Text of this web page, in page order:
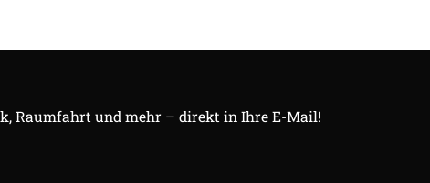
Raumfahrt und mehr – direkt in Ihre E-Mail!